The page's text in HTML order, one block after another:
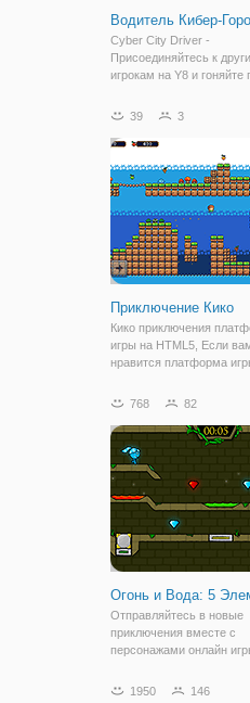
Водитель Кибер-
Cyber City Driver -
Присоединяйтесь к
игрокам на Y8 и гоняйте
пандусам и
своему другу и
автомобили и примите
39 3
Приключение Кико
Кико приключения
игры на HTML5, Если
нравится платформа
подобрать и играть
Путешествие по красиво
разработанных
найти
768 82
Огонь и Вода: 5
Отправляйтесь в новые
приключения вместе с
персонажами онлайн
бродилка на двоих, в
1950 146